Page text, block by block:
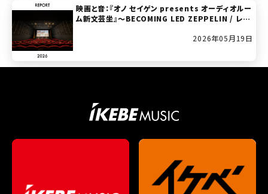
映画と音：『オノ セイゲン presents オーディオルー
ム新文芸坐』～BECOMING LED ZEPPELIN / レッ
2026年05月19日